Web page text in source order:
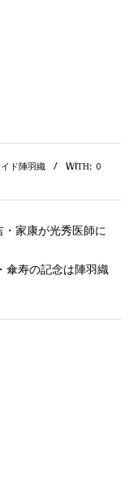
ド陣羽織 WITH: 0
・家康が光秀医師に
傘寿の記念は陣羽織